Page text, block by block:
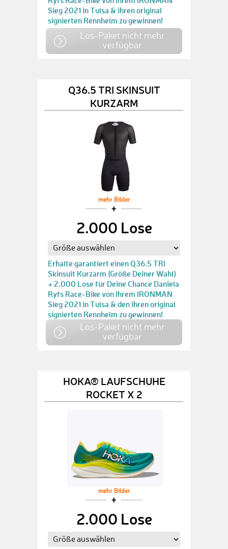
Sieg 2021 in Tulsa & ihren original
signierten Rennhelm zu gewinnen!
Los-Paket nicht mehr
verfügbar
Q36.5 TRI SKINSUIT
KURZARM
mehr Bilder
2.000 Lose
Erhalte garantiert einen Q36.5 TRI
Skinsuit Kurzarm (Größe Deiner Wahl)
+ 2.000 Lose für Deine Chance Daniela
Ryfs Race-Bike von Ihrem IRONMAN
Sieg 2021 in Tulsa & den ihren original
signierten Rennhelm zu gewinnen!
Los-Paket nicht mehr
verfügbar
HOKA® LAUFSCHUHE
ROCKET X 2
mehr Bilder
2.000 Lose